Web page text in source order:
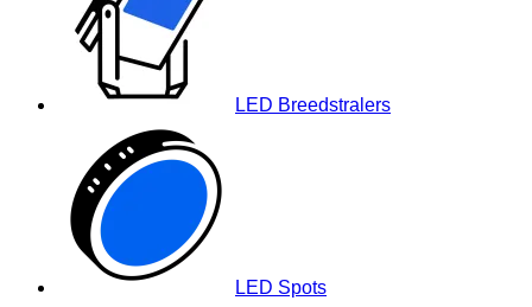
LED Breedstralers
LED Spots